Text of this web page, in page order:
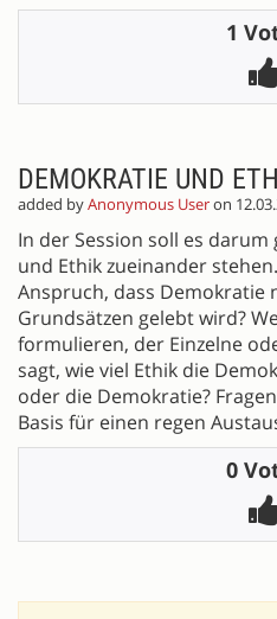
1
DEMOKRATIE UND
added byAnonymous Useron
In der Session soll es
und Ethik zueinander
Anspruch, dass Demokratie
Grundsätzen gelebt wird?
formulieren, der Einzelne
sagt, wie viel Ethik die
oder die Demokratie?
Basis für einen regen
0